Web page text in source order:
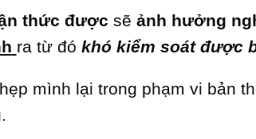
thức được sẽ ảnh hưởng
ra từ đó khó kiểm soát được
mình lại trong phạm vi bản